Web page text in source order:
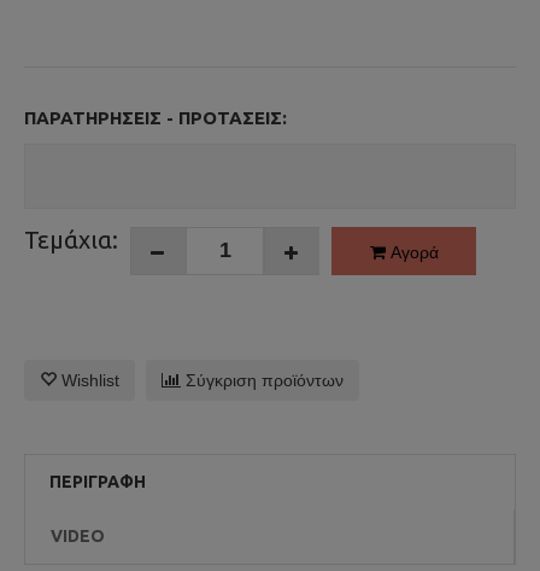
ΠΑΡΑΤΗΡΉΣΕΙΣ - ΠΡΟΤΆΣΕΙΣ:
Τεμάχια: Αγορά
Wishlist Σύγκριση προϊόντων
ΠΕΡΙΓΡΑΦΉ
VIDEO